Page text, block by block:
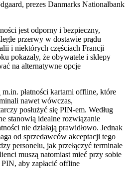
prezes Danmarks Nationalbank
jest odporny i bezpieczny,
przerwy w dostawie prądu
i niektórych częściach Francji
pokazały, że obywatele i sklepy
na alternatywne opcje
płatności kartami offline, które
nawet wówczas,
posłużyć się PIN-em. Według
stanowią idealne rozwiązanie
nie działają prawidłowo. Jednak
od sprzedawców akceptacji tego
personelu, jak przełączyć terminale
muszą natomiast mieć przy sobie
aby zapłacić offline